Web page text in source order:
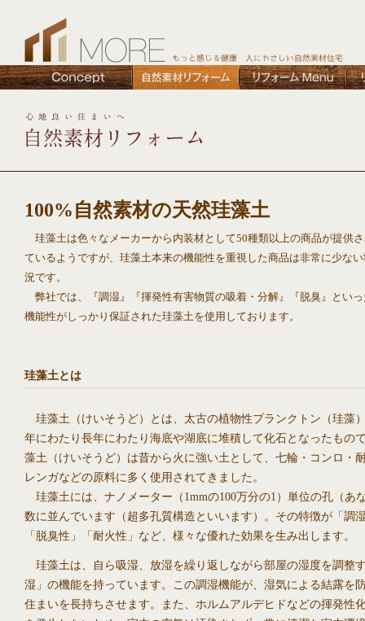
100%自然素材の天然珪藻土
珪藻土は色々なメーカーから内装材として50種類以上の商品が提供
ているようですが、珪藻土本来の機能性を重視した商品は非常に少な
況です。
弊社では、『調湿』『揮発性有害物質の吸着・分解』『脱臭』とい
機能性がしっかり保証された珪藻土を使用しております。
珪藻土とは
珪藻土（けいそうど）とは、太古の植物性プランクトン（珪藻
年にわたり長年にわたり海底や湖底に堆積して化石となったもの
藻土（けいそうど）は昔から火に強い土として、七輪・コンロ・
レンガなどの原料に多く使用されてきました。
珪藻土には、ナノメーター（1mmの100万分の1）単位の孔（あ
数に並んでいます（超多孔質構造といいます）。その特徴が「調
「脱臭性」「耐火性」など、様々な優れた効果を生み出します。
珪藻土は、自ら吸湿、放湿を繰り返しながら部屋の湿度を調整
湿」の機能を持っています。この調湿機能が、湿気による結露を
住まいを長持ちさせます。また、ホルムアルデヒドなどの揮発性